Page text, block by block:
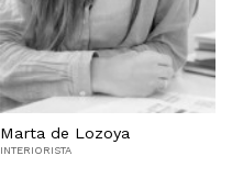
Marta de Lozoya
INTERIORISTA